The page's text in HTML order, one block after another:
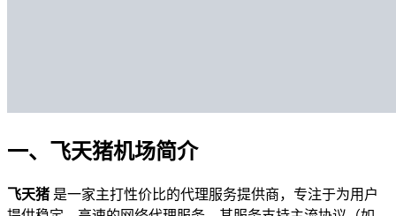
一、飞天猪机场简介
飞天猪 是一家主打性价比的代理服务提供商，专注于为用户